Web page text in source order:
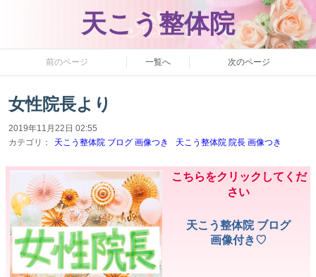
天こう整体院
前のページ 一覧へ 次のページ
女性院長より
2019年11月22日 02:55
カテゴリ：
天こう整体院 ブログ 画像つき 天こう整体院 院長 画像つき
こちらをクリックしてくだ
さい
天こう整体院 ブログ
画像付き♡